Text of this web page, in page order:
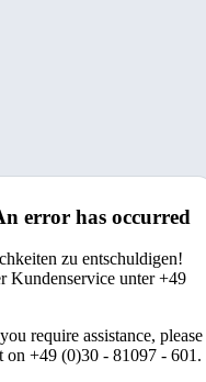
error has occurred
zu entschuldigen!
Kundenservice unter +49
require assistance, please
on +49 (0)30 - 81097 - 601.